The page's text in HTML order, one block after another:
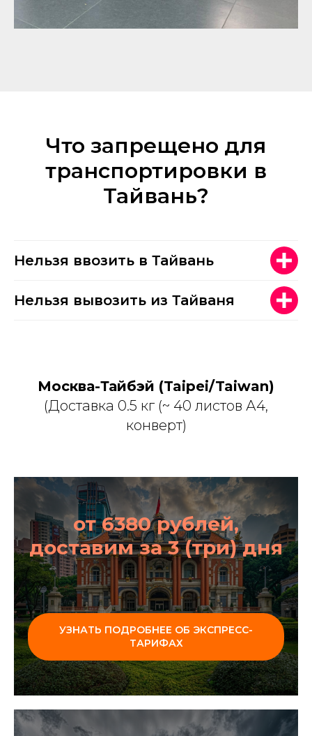
Что запрещено для
транспортировки в
Тайвань?
Нельзя ввозить в Тайвань
Нельзя вывозить из Тайваня
Москва-Тайбэй (Taipei/Taiwan)
(Доставка 0.5 кг (~ 40 листов А4,
конверт)
от 6380 рублей,
доставим за 3 (три) дня
УЗНАТЬ ПОДРОБНЕЕ ОБ ЭКСПРЕСС-
ТАРИФАХ